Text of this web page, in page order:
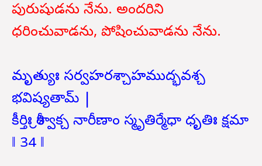
పురుషుడను నేను. అందరిని
ధరించువాడను, పోషించువాడను నేను.
మృత్యుః సర్వహరశ్చాహముద్భవశ్చ
భవిష్యతామ్ |
కీర్తిః శ్రీర్వాక్చ నారీణాం స్మృతిర్మేధా ధృతిః క్షమా
‖ 34 ‖